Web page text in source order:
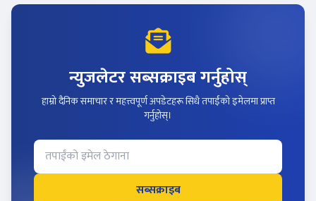
न्युजलेटर सब्सक्राइब गर्नुहोस्
हाम्रो दैनिक समाचार र महत्त्वपूर्ण अपडेटहरू सिधै तपाईंको इमेलमा प्राप्त
गर्नुहोस्।
सब्सक्राइब